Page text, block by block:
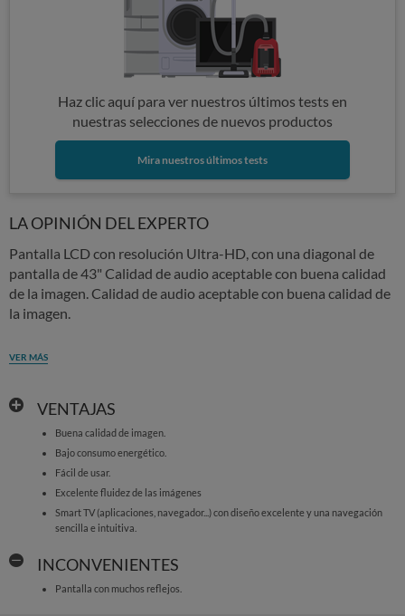
Haz clic aquí para ver nuestros últimos tests en
nuestras selecciones de nuevos productos
Mira nuestros últimos tests
LA OPINIÓN DEL EXPERTO
Pantalla LCD con resolución Ultra-HD, con una diagonal de
pantalla de 43" Calidad de audio aceptable con buena calidad
de la imagen. Calidad de audio aceptable con buena calidad de
la imagen.
VER MÁS
VENTAJAS
Buena calidad de imagen.
Bajo consumo energético.
Fácil de usar.
Excelente fluidez de las imágenes
Smart TV (aplicaciones, navegador...) con diseño excelente y una navegación
sencilla e intuitiva.
INCONVENIENTES
Pantalla con muchos reflejos.